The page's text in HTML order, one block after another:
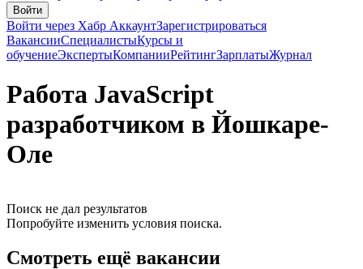
Войти
Войти через Хабр АккаунтЗарегистрироваться
ВакансииСпециалистыКурсы и
обучениеЭкспертыКомпанииРейтингЗарплатыЖурнал
Работа JavaScript
разработчиком в Йошкаре-
Оле
Поиск не дал результатов
Попробуйте изменить условия поиска.
Смотреть ещё вакансии